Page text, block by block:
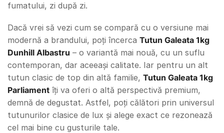
fumatului, zi după zi.
Dacă vrei să vezi cum se compară cu o versiune mai
modernă a brandului, poți încerca Tutun Galeata 1kg
Dunhill Albastru – o variantă mai nouă, cu un suflu
contemporan, dar aceeași calitate. Iar pentru un alt
tutun clasic de top din altă familie, Tutun Galeata 1kg
Parliament îți va oferi o altă perspectivă premium,
demnă de degustat. Astfel, poți călători prin universul
tutunurilor clasice de lux și alege exact ce rezonează
cel mai bine cu gusturile tale.